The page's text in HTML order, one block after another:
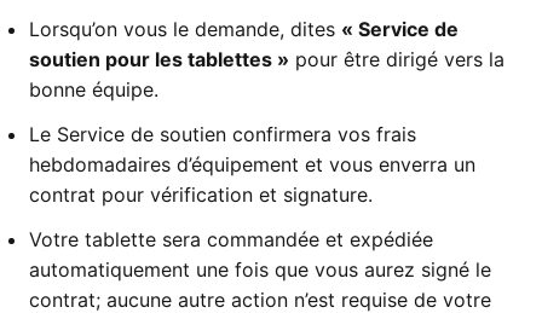
Lorsqu’on vous le demande, dites « Service de
soutien pour les tablettes » pour être dirigé vers la
bonne équipe.
Le Service de soutien confirmera vos frais
hebdomadaires d’équipement et vous enverra un
contrat pour vérification et signature.
Votre tablette sera commandée et expédiée
automatiquement une fois que vous aurez signé le
contrat; aucune autre action n’est requise de votre